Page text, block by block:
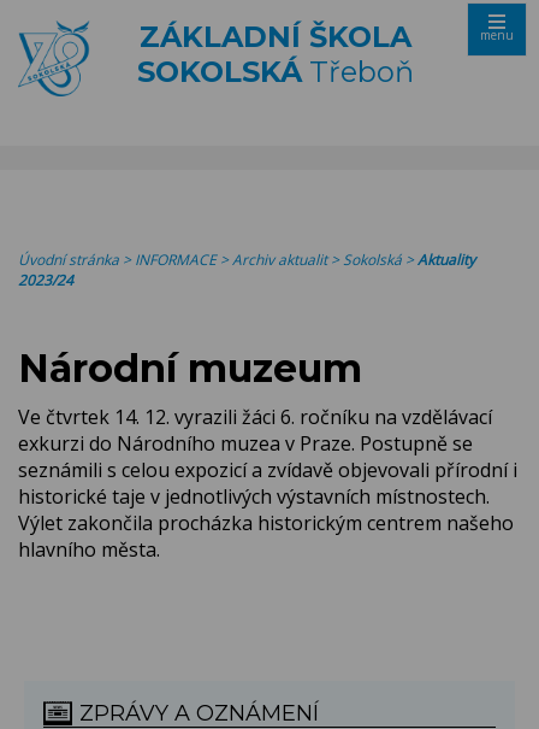
ZÁKLADNÍ ŠKOLA
SOKOLSKÁTřeboň
menu
Úvodní stránka >INFORMACE>Archiv aktualit>Sokolská >Aktuality
2023/24
Národní muzeum
Ve čtvrtek 14. 12. vyrazili žáci 6. ročníku na vzdělávací
exkurzi do Národního muzea v Praze. Postupně se
seznámili s celou expozicí a zvídavě objevovali přírodní i
historické taje v jednotlivých výstavních místnostech.
Výlet zakončila procházka historickým centrem našeho
hlavního města.
ZPRÁVY A OZNÁMENÍ